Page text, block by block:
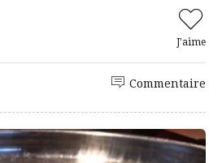
J'aime
Commentaire